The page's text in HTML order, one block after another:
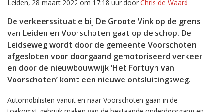
Leiden, 28 maart 2022 om 17:18 uur door Chris de Waard
De verkeerssituatie bij De Groote Vink op de grens
van Leiden en Voorschoten gaat op de schop. De
Leidseweg wordt door de gemeente Voorschoten
afgesloten voor doorgaand gemotoriseerd verkeer
en door de nieuwbouwwijk ‘Het Fortuyn van
Voorschoten’ komt een nieuwe ontsluitingsweg.
Automobilisten vanuit en naar Voorschoten gaan in de